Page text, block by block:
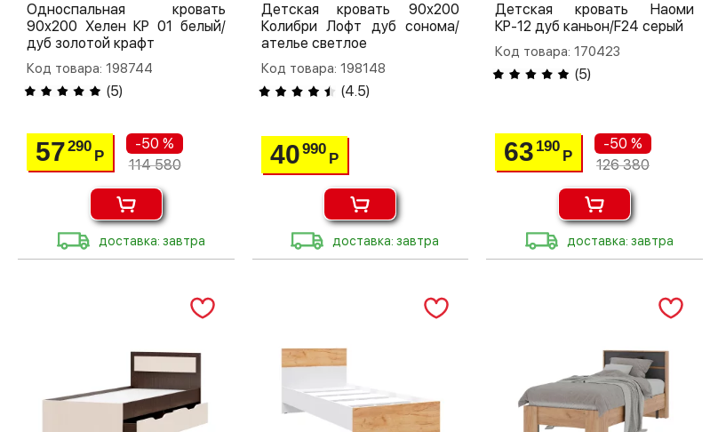
Односпальная кровать
90х200 Хелен КР 01 белый/
дуб золотой крафт
Код товара: 198744
(5)
57290
Р
-50 %
114 580
доставка: завтра
Детская кровать 90х200
Колибри Лофт дуб сонома/
ателье светлое
Код товара: 198148
(4.5)
40990
Р
доставка: завтра
Детская кровать Наоми
КР-12 дуб каньон/F24 серый
Код товара: 170423
(5)
63 190
Р
-50 %
126 380
доставка: завтра